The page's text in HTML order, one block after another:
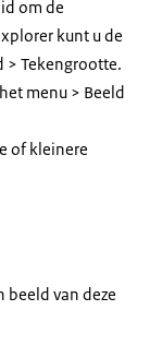
om de
kunt u de
> Tekengrootte.
menu > Beeld
of kleinere
beeld van deze